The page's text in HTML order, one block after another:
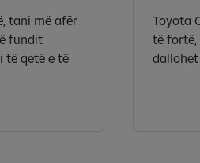
tani më afër
fundit
të qetë e të
Toyota
të fortë,